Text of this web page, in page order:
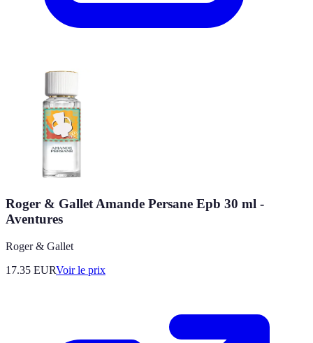
Roger & Gallet Amande Persane Epb 30 ml -
Aventures
Roger & Gallet
17.35 EURVoir le prix